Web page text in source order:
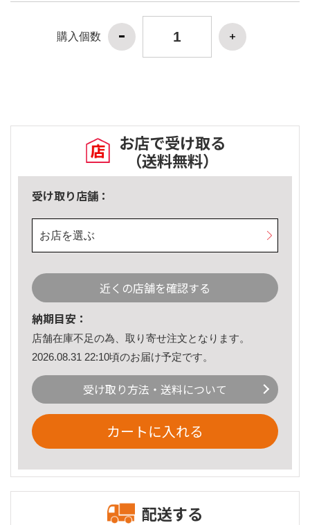
購入個数
お店で受け取る
（送料無料）
受け取り店舗：
お店を選ぶ
近くの店舗を確認する
納期目安：
店舗在庫不足の為、取り寄せ注文となります。
2026.08.31 22:10頃のお届け予定です。
受け取り方法・送料について
カートに入れる
配送する